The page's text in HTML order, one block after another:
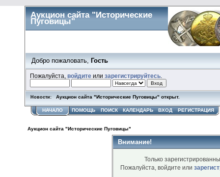
Аукцион сайта "Исторические
Пуговицы"
Добро пожаловать, Гость
Пожалуйста,войдите илизарегистрируйтесь
Новости: Аукцион сайта "Исторические Пуговицы" открыт.
НАЧАЛО ПОМОЩЬ ПОИСК КАЛЕНДАРЬ ВХОД РЕГИСТРАЦИЯ
Аукцион сайта "Исторические Пуговицы"
Внимание!
Только
Пожалуйста, войдите или